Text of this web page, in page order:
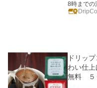
8時までの
ドリッ
わい仕
無料 ５